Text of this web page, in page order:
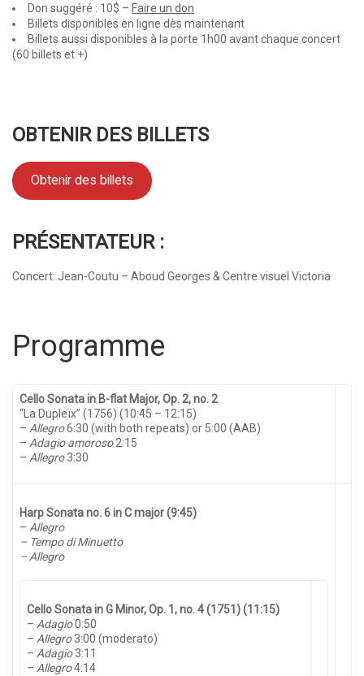
Don suggéré : 10$ – Faire un don
Billets disponibles en ligne dès maintenant
Billets aussi disponibles à la porte 1h00 avant chaque concert
(60 billets et +)
OBTENIR DES BILLETS
Obtenir des billets
PRÉSENTATEUR :
Concert: Jean-Coutu – Aboud Georges & Centre visuel Victoria
Programme
Cello Sonata in B-flat Major, Op. 2, no. 2
“La Dupleïx” (1756) (10:45 – 12:15)
– Allegro6:30 (with both repeats) or 5:00 (AAB)
– Adagio amoroso2:15
– Allegro3:30
Harp Sonata no. 6 in C major (9:45)
– Allegro
– Tempo di Minuetto
– Allegro
Cello Sonata in G Minor, Op. 1, no. 4 (1751) (11:15)
– Adagio0:50
– Allegro3:00 (moderato)
– Adagio3:11
– Allegro4:14